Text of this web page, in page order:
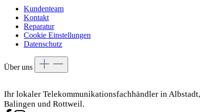
Kundenteam
Kontakt
Reparatur
Cookie Einstellungen
Datenschutz
Über uns
Ihr lokaler Telekommunikationsfachhändler in Albstadt,
Balingen und Rottweil.